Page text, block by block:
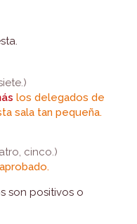
los delegados de
sala tan pequeña.
cinco.)
son positivos o